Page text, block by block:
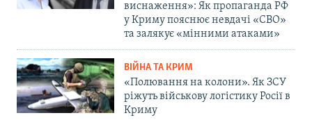
виснаження»: Як пропаганда РФ
у Криму пояснює невдачі «СВО»
та залякує «мінними атаками»
ВІЙНА ТА КРИМ
«Полювання на колони». Як ЗСУ
ріжуть військову логістику Росії в
Криму